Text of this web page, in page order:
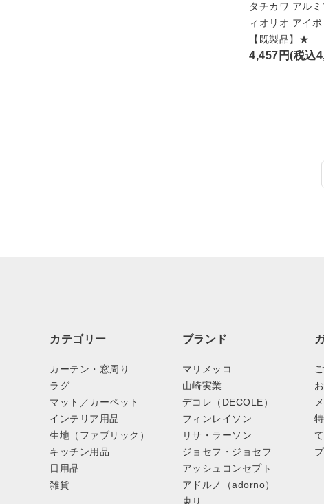
タチカワ アル
ィオリオ アイ
【既製品】★
4,457円(税込
カテゴリー
カーテン・窓周り
ラグ
マット／カーペット
インテリア用品
生地（ファブリック）
キッチン用品
日用品
雑貨
ブランド
マリメッコ
山崎実業
デコレ（DECOLE）
フィンレイソン
リサ・ラーソン
ジョセフ・ジョセフ
アッシュコンセプト
アドルノ（adorno）
東リ
て